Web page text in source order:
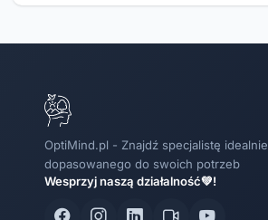
OptiMind.pl - Znajdź specjalistę idealnie
dopasowanego do swoich potrzeb
Wesprzyj naszą działalność💚!